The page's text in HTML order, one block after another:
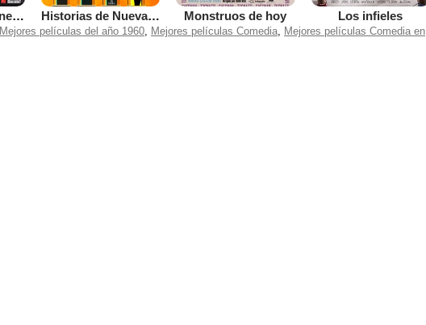
A cada uno su cine (Chacun son cinéma) Historias de Nueva York Monstruos de hoy Los infieles
Mejores películas del año 1960, Mejores películas Comedia, Mejores películas Comedia en